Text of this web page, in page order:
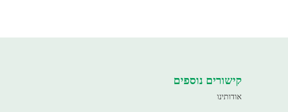
קישורים נוספים
אודותינו